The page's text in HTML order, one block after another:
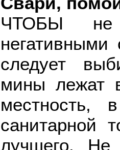
ЧТОБЫ не
негативными
следует
мины лежат
местность,
санитарной
лучшего. Не